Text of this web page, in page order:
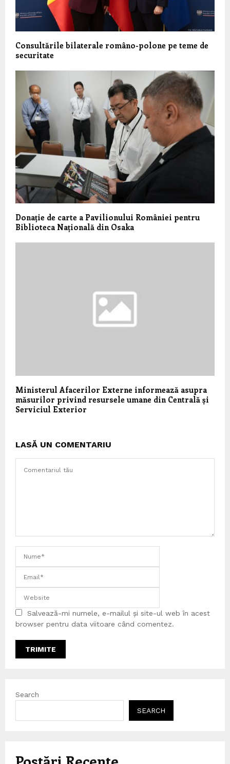
Consultările bilaterale româno-polone pe teme de
securitate
Donație de carte a Pavilionului României pentru
Biblioteca Națională din Osaka
Ministerul Afacerilor Externe informează asupra
măsurilor privind resursele umane din Centrală și
Serviciul Exterior
LASĂ UN COMENTARIU
Salvează-mi numele, e-mailul și site-ul web în acest
browser pentru data viitoare când comentez.
Search
SEARCH